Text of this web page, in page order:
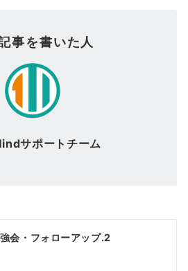
事を書いた人
サポートチーム
会・フォローアップ.2